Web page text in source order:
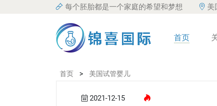
每个胚胎都是一个家庭的希望和梦想 美
首页
首页 > 美国试管婴儿
2021-12-15